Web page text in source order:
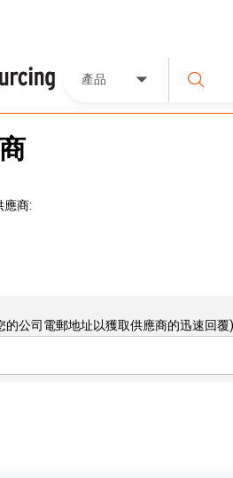
產品
應商:
的公司電郵地址以獲取供應商的迅速回覆)